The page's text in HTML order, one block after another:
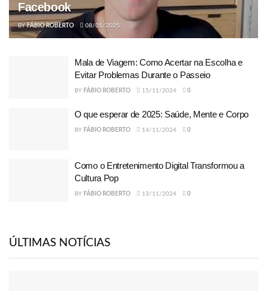
Facebook
BY FÁBIO ROBERTO 08/01/2025
Mala de Viagem: Como Acertar na Escolha e
Evitar Problemas Durante o Passeio
BY FÁBIO ROBERTO 15/11/2024 0
O que esperar de 2025: Saúde, Mente e Corpo
BY FÁBIO ROBERTO 14/11/2024 0
Como o Entretenimento Digital Transformou a
Cultura Pop
BY FÁBIO ROBERTO 13/11/2024 0
ÚLTIMAS NOTÍCIAS